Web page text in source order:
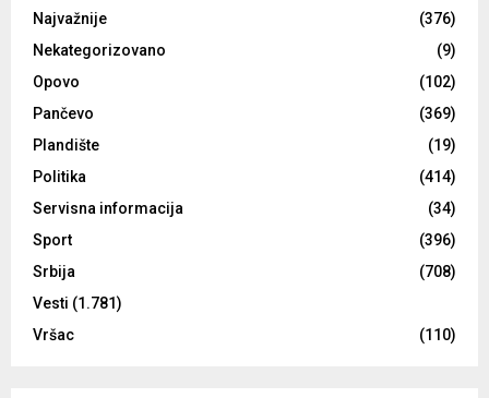
Najvažnije
(376)
Nekategorizovano
(9)
Opovo
(102)
Pančevo
(369)
Plandište
(19)
Politika
(414)
Servisna informacija
(34)
Sport
(396)
Srbija
(708)
Vesti (1.781)
Vršac
(110)